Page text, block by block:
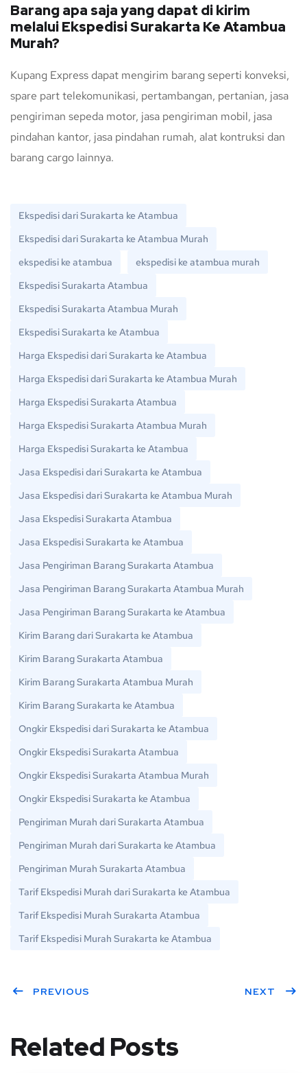
Barang apa saja yang dapat di kirim
melalui Ekspedisi Surakarta Ke Atambua
Murah?
Kupang Express dapat mengirim barang seperti konveksi,
spare part telekomunikasi, pertambangan, pertanian, jasa
pengiriman sepeda motor, jasa pengiriman mobil, jasa
pindahan kantor, jasa pindahan rumah, alat kontruksi dan
barang cargo lainnya.
Ekspedisi dari Surakarta ke Atambua
Ekspedisi dari Surakarta ke Atambua Murah
ekspedisi ke atambua
ekspedisi ke atambua murah
Ekspedisi Surakarta Atambua
Ekspedisi Surakarta Atambua Murah
Ekspedisi Surakarta ke Atambua
Harga Ekspedisi dari Surakarta ke Atambua
Harga Ekspedisi dari Surakarta ke Atambua Murah
Harga Ekspedisi Surakarta Atambua
Harga Ekspedisi Surakarta Atambua Murah
Harga Ekspedisi Surakarta ke Atambua
Jasa Ekspedisi dari Surakarta ke Atambua
Jasa Ekspedisi dari Surakarta ke Atambua Murah
Jasa Ekspedisi Surakarta Atambua
Jasa Ekspedisi Surakarta ke Atambua
Jasa Pengiriman Barang Surakarta Atambua
Jasa Pengiriman Barang Surakarta Atambua Murah
Jasa Pengiriman Barang Surakarta ke Atambua
Kirim Barang dari Surakarta ke Atambua
Kirim Barang Surakarta Atambua
Kirim Barang Surakarta Atambua Murah
Kirim Barang Surakarta ke Atambua
Ongkir Ekspedisi dari Surakarta ke Atambua
Ongkir Ekspedisi Surakarta Atambua
Ongkir Ekspedisi Surakarta Atambua Murah
Ongkir Ekspedisi Surakarta ke Atambua
Pengiriman Murah dari Surakarta Atambua
Pengiriman Murah dari Surakarta ke Atambua
Pengiriman Murah Surakarta Atambua
Tarif Ekspedisi Murah dari Surakarta ke Atambua
Tarif Ekspedisi Murah Surakarta Atambua
Tarif Ekspedisi Murah Surakarta ke Atambua
PREVIOUS NEXT
Related Posts